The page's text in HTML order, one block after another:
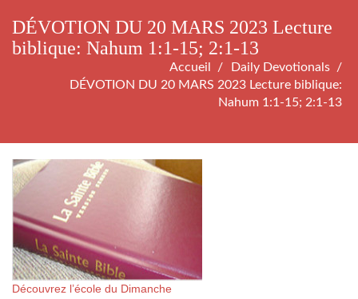
DÉVOTION DU 20 MARS 2023 Lecture
biblique: Nahum 1:1-15; 2:1-13
Accueil
Daily Devotionals
DÉVOTION DU 20 MARS 2023 Lecture biblique:
Nahum 1:1-15; 2:1-13
Découvrez l’école du Dimanche